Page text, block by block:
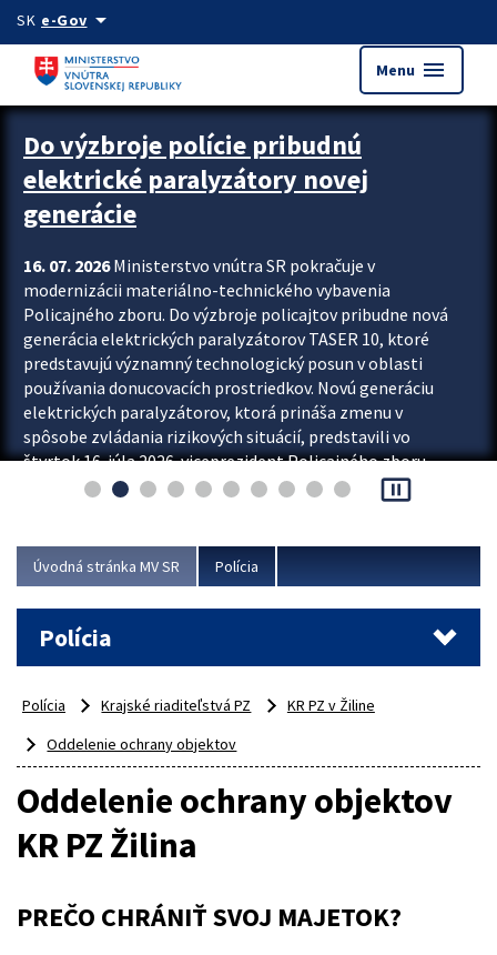
Preskocit na hlavný obsah
SK e-Govarrow_drop_down
Menu menu
Zastavit automatický posun upútavok
Do výzbroje polície pribudnú
elektrické paralyzátory novej
generácie
16. 07. 2026Ministerstvo vnútra SR pokračuje v
modernizácii materiálno-technického vybavenia
Policajného zboru. Do výzbroje policajtov pribudne nová
generácia elektrických paralyzátorov TASER 10, ktoré
predstavujú významný technologický posun v oblasti
používania donucovacích prostriedkov. Novú generáciu
elektrických paralyzátorov, ktorá prináša zmenu v
spôsobe zvládania rizikových situácií, predstavili vo
štvrtok 16. júla 2026 viceprezident Policajného zboru
Rastislav Polakovič a riaditeľ odboru výcviku...
pause_presentation
Úvodná stránka MV SR Polícia
Polícia
Polícia Krajské riaditeľstvá PZ
KR PZ v Žiline
Oddelenie ochrany objektov
Oddelenie ochrany objektov
KR PZ Žilina
PREČO CHRÁNIŤ SVOJ MAJETOK?